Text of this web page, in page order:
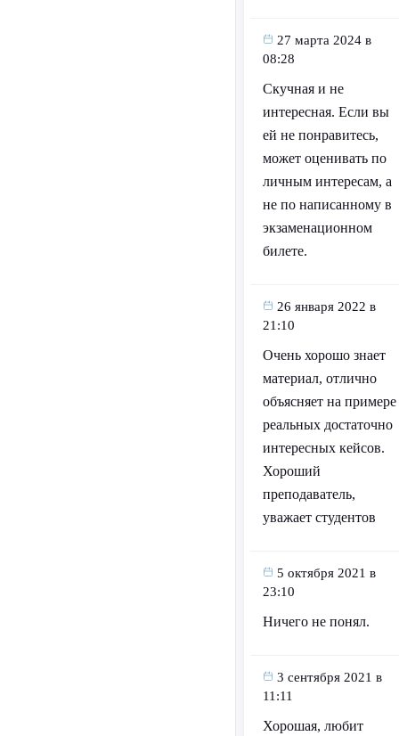
27 марта 2024 в
08:28
Скучная и не
интересная. Если вы
ей не понравитесь,
может оценивать по
личным интересам, а
не по написанному в
экзаменационном
билете.
26 января 2022 в
21:10
Очень хорошо знает
материал, отлично
объясняет на примере
реальных достаточно
интересных кейсов.
Хороший
преподаватель,
уважает студентов
5 октября 2021 в
23:10
Ничего не понял.
3 сентября 2021 в
11:11
Хорошая, любит